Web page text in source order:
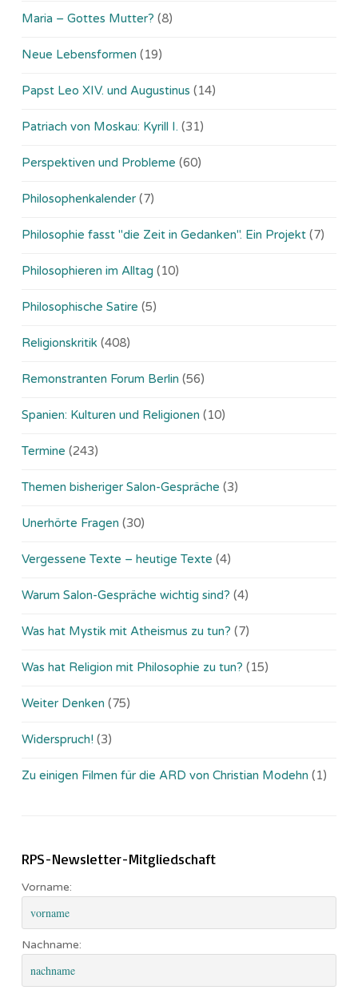
Maria – Gottes Mutter? (8)
Neue Lebensformen (19)
Papst Leo XIV. und Augustinus (14)
Patriach von Moskau: Kyrill I. (31)
Perspektiven und Probleme (60)
Philosophenkalender (7)
Philosophie fasst "die Zeit in Gedanken". Ein Projekt (7)
Philosophieren im Alltag (10)
Philosophische Satire (5)
Religionskritik (408)
Remonstranten Forum Berlin (56)
Spanien: Kulturen und Religionen (10)
Termine (243)
Themen bisheriger Salon-Gespräche (3)
Unerhörte Fragen (30)
Vergessene Texte – heutige Texte (4)
Warum Salon-Gespräche wichtig sind? (4)
Was hat Mystik mit Atheismus zu tun? (7)
Was hat Religion mit Philosophie zu tun? (15)
Weiter Denken (75)
Widerspruch! (3)
Zu einigen Filmen für die ARD von Christian Modehn (1)
RPS-Newsletter-Mitgliedschaft
Vorname:
Nachname: